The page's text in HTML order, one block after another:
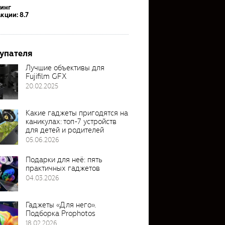
8.7
Лучшие объективы для
Fujifilm GFX
20.02.2025
Какие гаджеты пригодятся на
каникулах: топ-7 устройств
для детей и родителей
05.06.2026
Подарки для неё: пять
практичных гаджетов
04.03.2026
Гаджеты «Для него».
Подборка Prophotos
18.02.2026